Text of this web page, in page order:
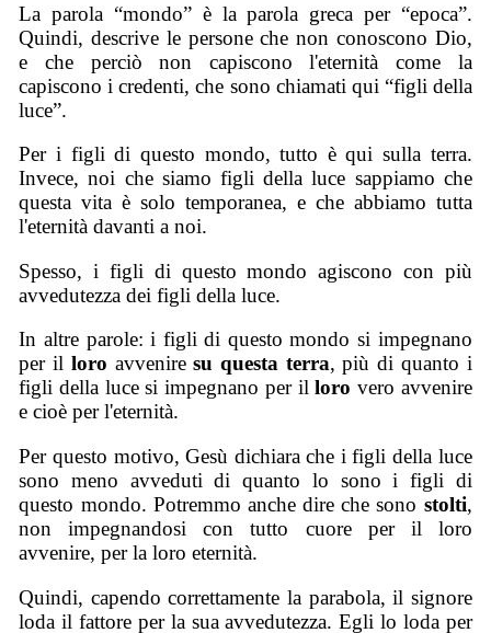
La parola “mondo” è la parola greca per “epoca”.
Quindi, descrive le persone che non conoscono Dio,
e che perciò non capiscono l'eternità come la
capiscono i credenti, che sono chiamati qui “figli della
luce”.
Per i figli di questo mondo, tutto è qui sulla terra.
Invece, noi che siamo figli della luce sappiamo che
questa vita è solo temporanea, e che abbiamo tutta
l'eternità davanti a noi.
Spesso, i figli di questo mondo agiscono con più
avvedutezza dei figli della luce.
In altre parole: i figli di questo mondo si impegnano
per il loro avveniresu questa terra, più di quanto i
figli della luce si impegnano per illoro vero avvenire
e cioè per l'eternità.
Per questo motivo, Gesù dichiara che i figli della luce
sono meno avveduti di quanto lo sono i figli di
questo mondo. Potremmo anche dire che sono stolti,
non impegnandosi con tutto cuore per il loro
avvenire, per la loro eternità.
Quindi, capendo correttamente la parabola, il signore
loda il fattore per la sua avvedutezza. Egli lo loda per